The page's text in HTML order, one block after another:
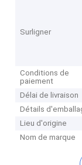
Surligner
Conditions de
paiement
Délai de livraison
Détails
Lieu d'origine
Nom de marque